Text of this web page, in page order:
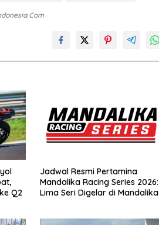
Q2
Jadwal Resmi Pertamina
Mandalika Racing Series 2026:
Lima Seri Digelar di Mandalika